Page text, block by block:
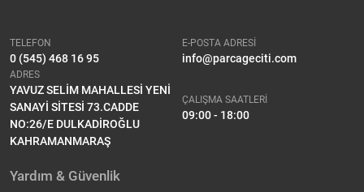
TELEFON
0 (545) 468 16 95
E-POSTA ADRESİ
info@parcageciti.com
ADRES
YAVUZ SELİM MAHALLESİ YENİ
SANAYİ SİTESİ 73.CADDE
NO:26/E DULKADİROĞLU
KAHRAMANMARAŞ
ÇALIŞMA SAATLERİ
09:00 - 18:00
Yardım & Güvenlik